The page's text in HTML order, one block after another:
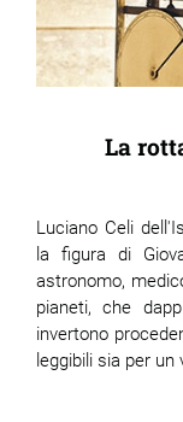
La
Luciano Celi
la figura di
astronomo,
pianeti, che
invertono
leggibili sia per